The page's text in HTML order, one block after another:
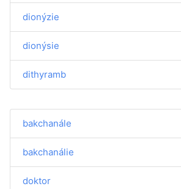
dionýzie
dionýsie
dithyramb
bakchanále
bakchanálie
doktor